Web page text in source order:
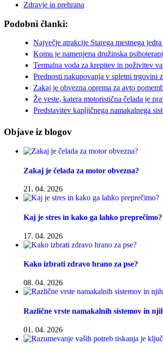
Zdravje in prehrana
Podobni članki:
Največje atrakcije Starega mestnega
Komu je namenjena družinska
Termalna voda za krepitev in poživitev
Prednosti nakupovanja v spletni trgovini
Zakaj je obvezna oprema za avto
Že veste, katera motoristična čelada je
Predstavitev kapljičnega namakalnega
Objave iz blogov
Zakaj je čelada za motor obvezna?
21. 04. 2026
Kaj je stres in kako ga lahko preprečimo?
17. 04. 2026
Kako izbrati zdravo hrano za pse?
08. 04. 2026
Različne vrste namakalnih sistemov in
01. 04. 2026